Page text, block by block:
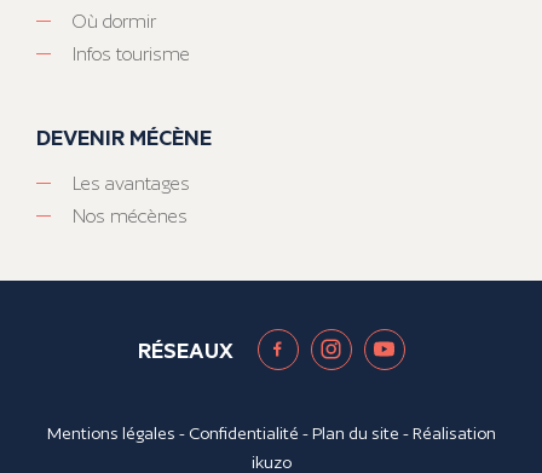
Où dormir
Infos tourisme
DEVENIR MÉCÈNE
Les avantages
Nos mécènes
RÉSEAUX
Mentions légales - Confidentialité -Plan du site - Réalisation
ikuzo